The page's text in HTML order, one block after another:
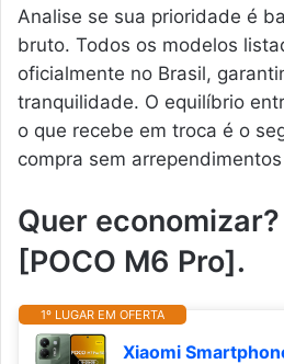
Analise se sua prioridade é
bruto. Todos os modelos
oficialmente no Brasil,
tranquilidade. O equilíbrio
o que recebe em troca é o
compra sem
Quer
[POCO M6 Pro].
1º LUGAR EM OFERTA